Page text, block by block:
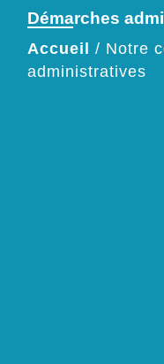
Démarches
Accueil / Notre
administratives